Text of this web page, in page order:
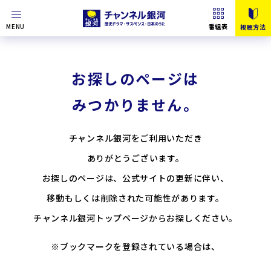
MENU 番組表 視聴方法
お探しのページは
みつかりません。
チャンネル銀河をご利用いただき
ありがとうございます。
お探しのページは、公式サイトの更新に伴い、
移動もしくは削除された可能性があります。
チャンネル銀河トップページからお探しください。
※ブックマークを登録されている場合は、